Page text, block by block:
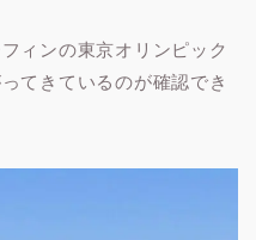
ィンの東京オリンピック
てきているのが確認でき